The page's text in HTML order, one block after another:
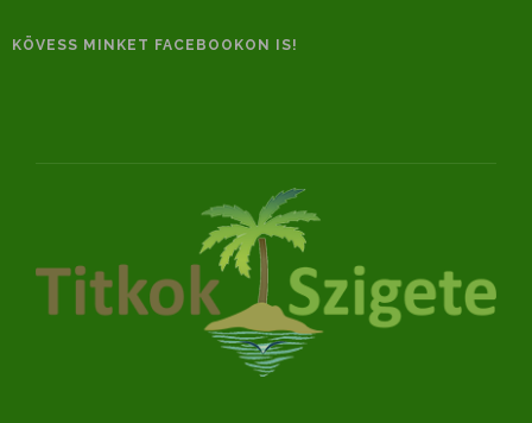
KÖVESS MINKET FACEBOOKON IS!